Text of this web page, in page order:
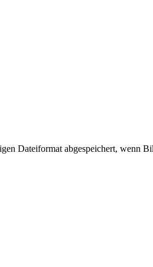
Dateiformat abgespeichert, wenn